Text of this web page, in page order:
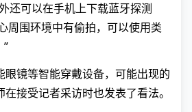
还可以在手机上下载蓝牙探测
周围环境中有偷拍，可以使用类
眼镜等智能穿戴设备，可能出现的
接受记者采访时也发表了看法。